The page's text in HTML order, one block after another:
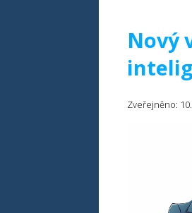
Nový
Zveřejněno: